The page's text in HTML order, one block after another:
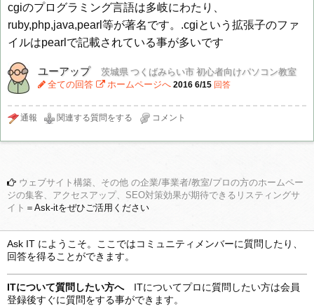
cgiのプログラミング言語は多岐にわたり、
ruby,php,java,pearl等が著名です。.cgiという拡張子のファ
イルはpearlで記載されている事が多いです
ユーアップ 茨城県 つくばみらい市 初心者向けパソコン教室
全ての回答
ホームページへ 2016 6/15 回答
ウェブサイト構築、その他 の企業/事業者/教室/プロの方のホームペー
ジの集客、アクセスアップ、SEO対策効果が期待できるリスティングサ
イト ＝Ask-itをぜひご活用ください
Ask IT にようこそ。ここではコミュニティメンバーに質問したり、
回答を得ることができます。
ITについて質問したい方へITについてプロに質問したい方は会員
登録後すぐに質問をする事ができます。